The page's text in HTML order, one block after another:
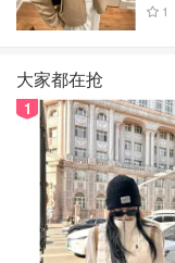
颜色很多，有很正
1
大家都在抢
1